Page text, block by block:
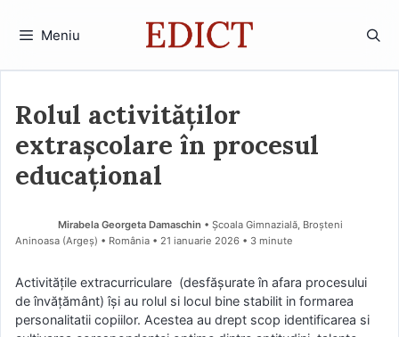
Meniu
Rolul activităților
extrașcolare în procesul
educațional
Mirabela Georgeta Damaschin • Școala Gimnazială, Broșteni
Aninoasa (Argeş) • România
21 ianuarie 2026 • 3 minute
Activităţile extracurriculare (desfăşurate în afara procesului
de învăţământ) îşi au rolul si locul bine stabilit in formarea
personalitatii copiilor. Acestea au drept scop identificarea si